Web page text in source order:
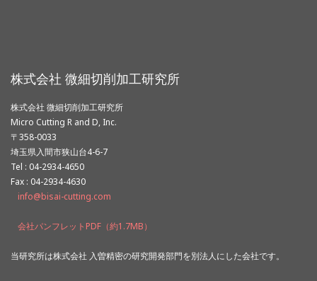
株式会社 微細切削加工研究所
株式会社 微細切削加工研究所
Micro Cutting R and D, Inc.
〒358-0033
埼玉県入間市狭山台4-6-7
Tel : 04-2934-4650
Fax : 04-2934-4630
info@bisai-cutting.com
会社パンフレットPDF（約1.7MB）
当研究所は株式会社 入曽精密の研究開発部門を別法人にした会社です。